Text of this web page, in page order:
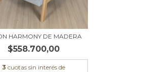
HARMONY DE MADERA
$558.700,00
3 cuotas sin interés de